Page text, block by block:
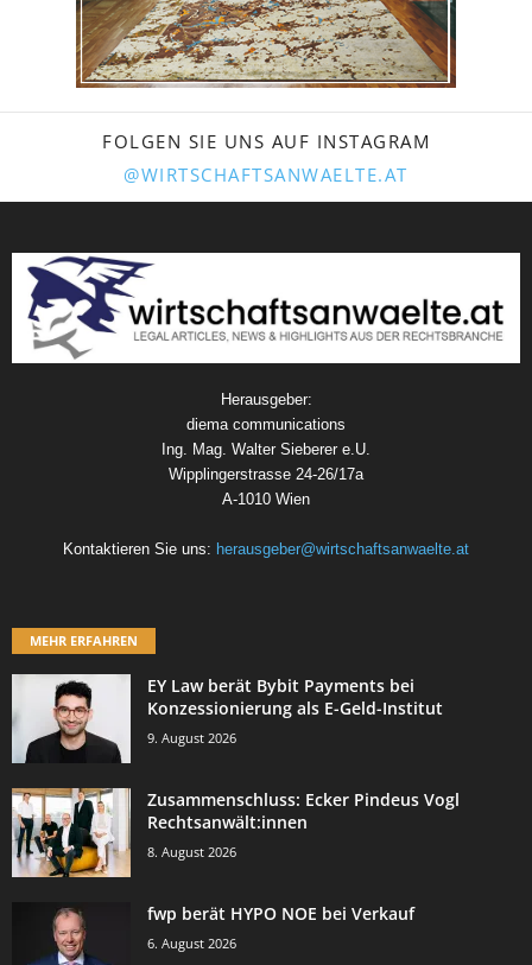
FOLGEN SIE UNS AUF INSTAGRAM
@WIRTSCHAFTSANWAELTE.AT
Herausgeber:
diema communications
Ing. Mag. Walter Sieberer e.U.
Wipplingerstrasse 24-26/17a
A-1010 Wien
Kontaktieren Sie uns: herausgeber@wirtschaftsanwaelte.at
MEHR ERFAHREN
EY Law berät Bybit Payments bei
Konzessionierung als E-Geld-Institut
9. August 2026
Zusammenschluss: Ecker Pindeus Vogl
Rechtsanwält:innen
8. August 2026
fwp berät HYPO NOE bei Verkauf
6. August 2026